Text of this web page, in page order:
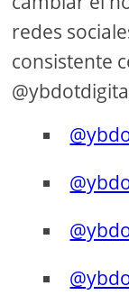
redes
consistente